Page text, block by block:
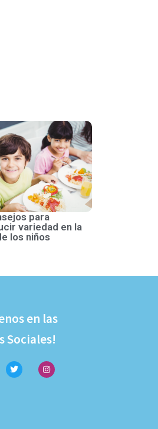
para
variedad en la
los niños
en las
Sociales!